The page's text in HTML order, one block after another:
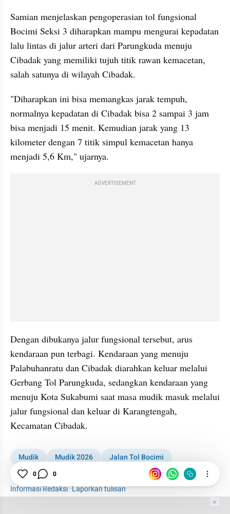
Samian menjelaskan pengoperasian tol fungsional
Bocimi Seksi 3 diharapkan mampu mengurai kepadatan
lalu lintas di jalur arteri dari Parungkuda menuju
Cibadak yang memiliki tujuh titik rawan kemacetan,
salah satunya di wilayah Cibadak.
"Diharapkan ini bisa memangkas jarak tempuh,
normalnya kepadatan di Cibadak bisa 2 sampai 3 jam
bisa menjadi 15 menit. Kemudian jarak yang 13
kilometer dengan 7 titik simpul kemacetan hanya
menjadi 5,6 Km," ujarnya.
ADVERTISEMENT
Dengan dibukanya jalur fungsional tersebut, arus
kendaraan pun terbagi. Kendaraan yang menuju
Palabuhanratu dan Cibadak diarahkan keluar melalui
Gerbang Tol Parungkuda, sedangkan kendaraan yang
menuju Kota Sukabumi saat masa mudik masuk melalui
jalur fungsional dan keluar di Karangtengah,
Kecamatan Cibadak.
Mudik Mudik 2026
Jalan Tol Bocimi
Tol Bocimi
Jalan
Informasi Redaksi·Laporkan tulisan
0 0